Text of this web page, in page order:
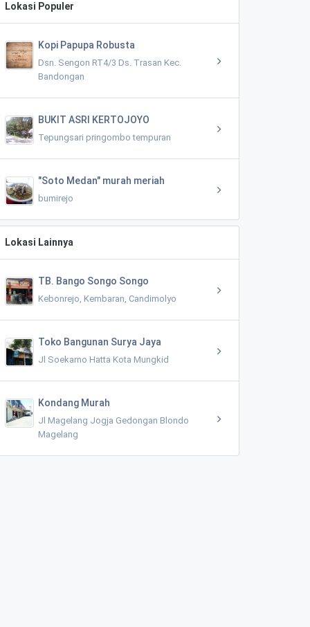
Lokasi Populer
Kopi Papupa Robusta
Dsn. Sengon RT4/3 Ds. Trasan Kec.
Bandongan
BUKIT ASRI KERTOJOYO
Tepungsari pringombo tempuran
"Soto Medan" murah meriah
bumirejo
Lokasi Lainnya
TB. Bango Songo Songo
Kebonrejo, Kembaran, Candimolyo
Toko Bangunan Surya Jaya
Jl Soekarno Hatta Kota Mungkid
Kondang Murah
Jl Magelang Jogja Gedongan Blondo
Magelang